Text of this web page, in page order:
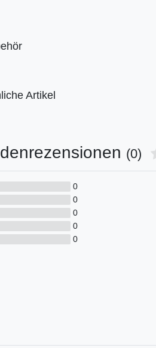
Artikel
(0)
0
0
0
0
0